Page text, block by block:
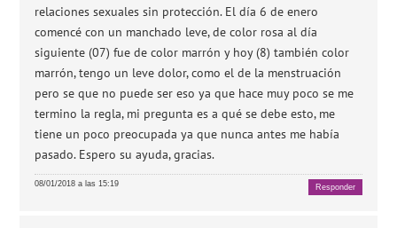
relaciones sexuales sin protección. El día 6 de enero
comencé con un manchado leve, de color rosa al día
siguiente (07) fue de color marrón y hoy (8) también color
marrón, tengo un leve dolor, como el de la menstruación
pero se que no puede ser eso ya que hace muy poco se me
termino la regla, mi pregunta es a qué se debe esto, me
tiene un poco preocupada ya que nunca antes me había
pasado. Espero su ayuda, gracias.
08/01/2018 a las 15:19 Responder